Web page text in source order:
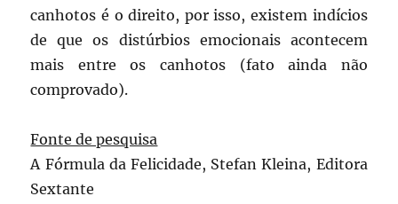
canhotos é o direito, por isso, existem indícios
de que os distúrbios emocionais acontecem
mais entre os canhotos (fato ainda não
comprovado).
Fonte de pesquisa
A Fórmula da Felicidade, Stefan Kleina, Editora
Sextante